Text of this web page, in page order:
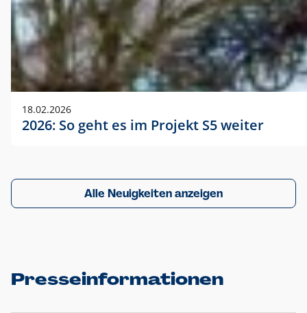
18.02.2026
2026: So geht es im Projekt S5 weiter
Alle Neuigkeiten anzeigen
Presseinformationen